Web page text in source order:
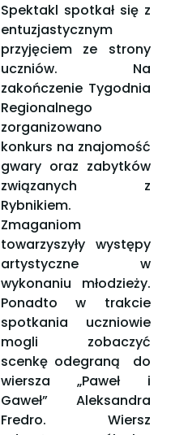
Spektakl spotkał się z
entuzjastycznym
przyjęciem ze strony
uczniów. Na
zakończenie Tygodnia
Regionalnego
zorganizowano
konkurs na znajomość
gwary oraz zabytków
związanych z
Rybnikiem.
Zmaganiom
towarzyszyły występy
artystyczne w
wykonaniu młodzieży.
Ponadto w trakcie
spotkania uczniowie
mogli zobaczyć
scenkę odegraną do
wiersza „Paweł i
Gaweł” Aleksandra
Fredro. Wiersz